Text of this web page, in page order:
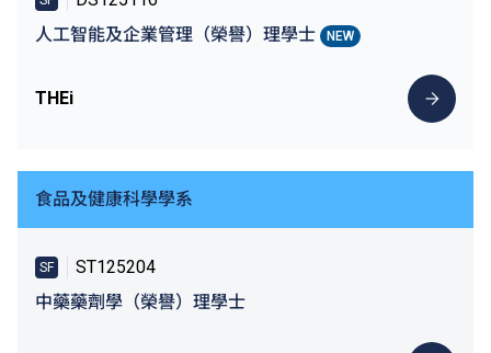
人工智能及企業管理（榮譽）理學士
NEW
THEi
食品及健康科學學系
SF
ST125204
中藥藥劑學（榮譽）理學士